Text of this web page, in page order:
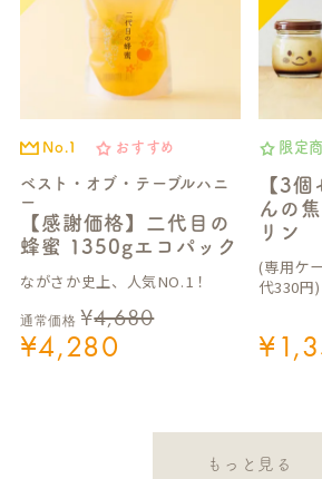
No.1 おすすめ
ベスト・オブ・テーブルハニ
ー
【感謝価格】二代目の
蜂蜜 1350gエコパック
ながさか史上、人気NO.1！
通常価格 ¥4,680
¥4,280
限定
【3
んの
リン
(専用ケ
代330円)
¥
もっと見る